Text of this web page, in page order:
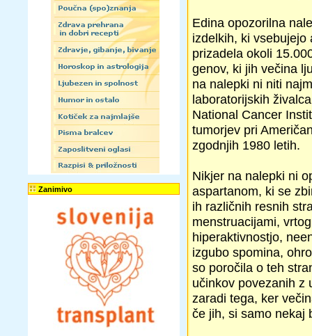
Zanimivo
Edina opozorilna
izdelkih, ki
prizadela okoli
genov, ki jih večina
na nalepki ni niti
laboratorijskih
National Cancer
tumorjev pri
zgodnjih 1980 letih.
Nikjer na nalepki ni
aspartanom, ki se
ih različnih resnih
menstruacijami,
hiperaktivnostjo,
izgubo spomina,
so poročila o teh
učinkov povezanih z
zaradi tega, ker
če jih, si samo nekaj